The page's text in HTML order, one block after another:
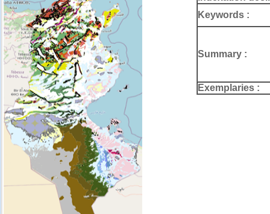
Keywords :
Summary :
Exemplaries :